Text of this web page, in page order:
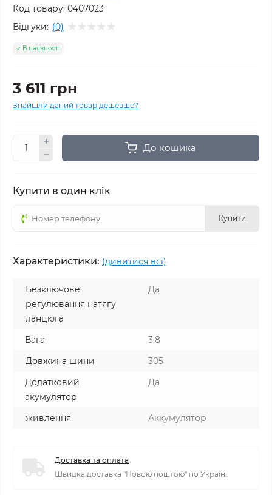
Код товару: 0407023
Відгуки: (0)
В наявності
3 611 грн
Знайшли даний товар дешевше?
До кошика
Купити в один клік
Купити
Характеристики: (дивитися всі)
Безключове
регулювання натягу
ланцюга
Да
Вага
3.8
Довжина шини
305
Додатковий
акумулятор
Да
живлення Аккумулятор
Доставка та оплата
Швидка доставка "Новою поштою" по Україні!